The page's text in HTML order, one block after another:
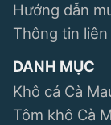
Hướng dẫn
Thông tin liên
DANH MỤC
Khô cá Cà
Tôm khô Cà